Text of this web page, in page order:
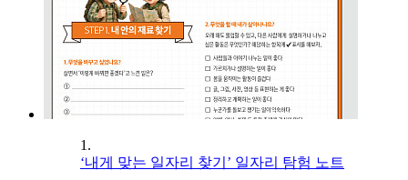
1.
‘내게 맞는 일자리 찾기’ 일자리 탐험 노트